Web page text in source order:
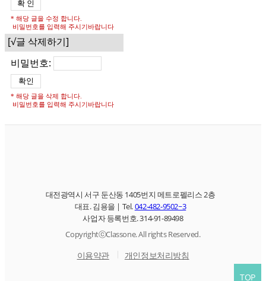
* 해당 글을 수정 합니다.
비밀번호를 입력해 주시기바랍니다
[√글 삭제하기]
비밀번호:
* 해당 글을 삭제 합니다.
비밀번호를 입력해 주시기바랍니다
대전광역시 서구 둔산동 1405번지 메트로펠리스 2층
대표.김용을 | Tel.042-482-9502~3
사업자 등록번호.314-91-89498
CopyrightⓒClassone. All rights Reserved.
이용약관
개인정보처리방침
TOP